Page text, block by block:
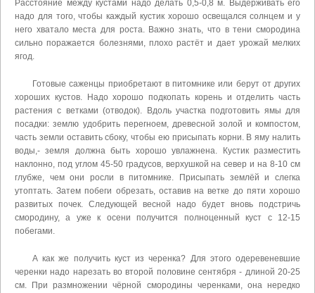
Расстояние между кустами надо делать 0,5-0,8 м. Выдерживать его
надо для того, чтобы каждый кустик хорошо освещался солнцем и у
него хватало места для роста. Важно знать, что в тени смородина
сильно поражается болезнями, плохо растёт и дает урожай мелких
ягод.
Готовые саженцы приобретают в питомнике или берут от других
хороших кустов. Надо хорошо подкопать корень и отделить часть
растения с ветками (отводок). Вдоль участка подготовить ямы для
посадки: землю удобрить перегноем, древесной золой и компостом,
часть земли оставить сбоку, чтобы ею присыпать корни. В яму налить
воды,- земля должна быть хорошо увлажнена. Кустик разместить
наклонно, под углом 45-50 градусов, верхушкой на север и на 8-10 см
глубже, чем они росли в питомнике. Присыпать землёй и слегка
утоптать. Затем побеги обрезать, оставив на ветке до пяти хорошо
развитых почек. Следующей весной надо будет вновь подстричь
смородину, а уже к осени получится полноценный куст с 12-15
побегами.
А как же получить куст из черенка? Для этого одеревеневшие
черенки надо нарезать во второй половине сентября - длиной 20-25
см. При размножении чёрной смородины черенками, она нередко